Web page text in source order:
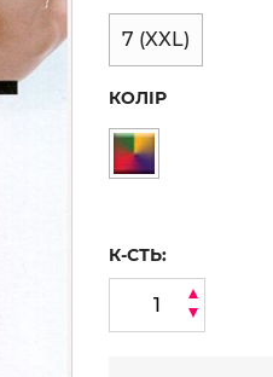
7 (XXL)
КОЛІР
К-СТЬ: